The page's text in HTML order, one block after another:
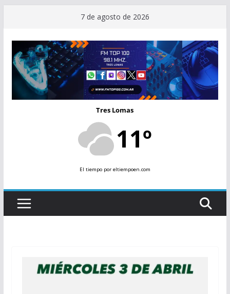
contenido
7 de agosto de 2026
Tres Lomas
11º
El tiempopor eltiempoen.com